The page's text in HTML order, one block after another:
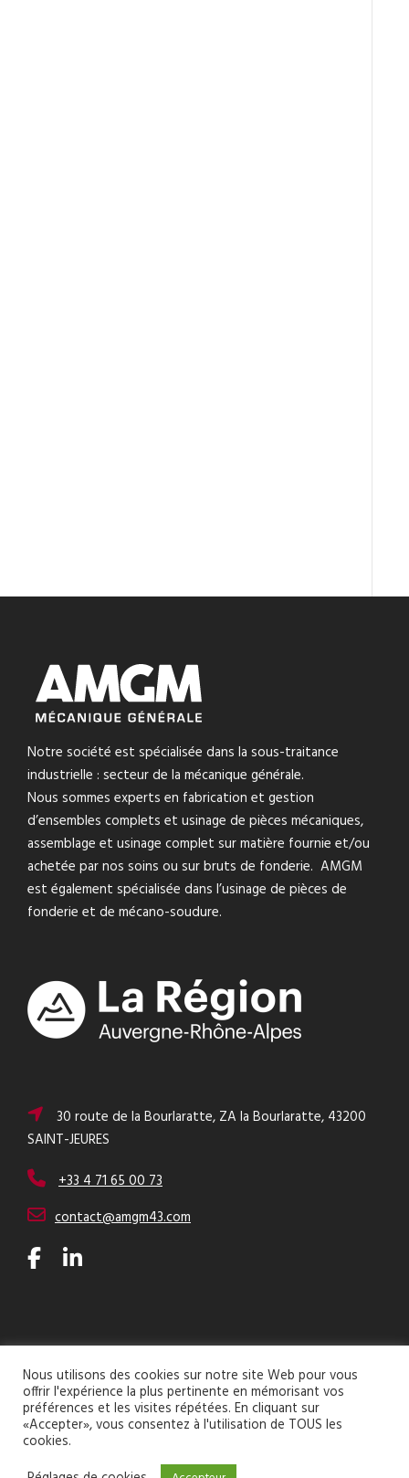
Notre société est spécialisée dans la sous-traitance
industrielle : secteur de la mécanique générale.
Nous sommes experts en fabrication et gestion
d’ensembles complets et usinage de pièces mécaniques,
assemblage et usinage complet sur matière fournie et/ou
achetée par nos soins ou sur bruts de fonderie. AMGM
est également spécialisée dans l’usinage de pièces de
fonderie et de mécano-soudure.
30 route de la Bourlaratte, ZA la Bourlaratte, 43200
SAINT-JEURES
+33 4 71 65 00 73
contact@amgm43.com
Copyright 2022 AMGM -Mentions Légales- C.G.V.
Réalisation :WizlabGestion du consentement
Nous utilisons des cookies sur notre site Web pour vous
offrir l'expérience la plus pertinente en mémorisant vos
préférences et les visites répétées. En cliquant sur
«Accepter», vous consentez à l'utilisation de TOUS les
cookies.
English(Anglais)